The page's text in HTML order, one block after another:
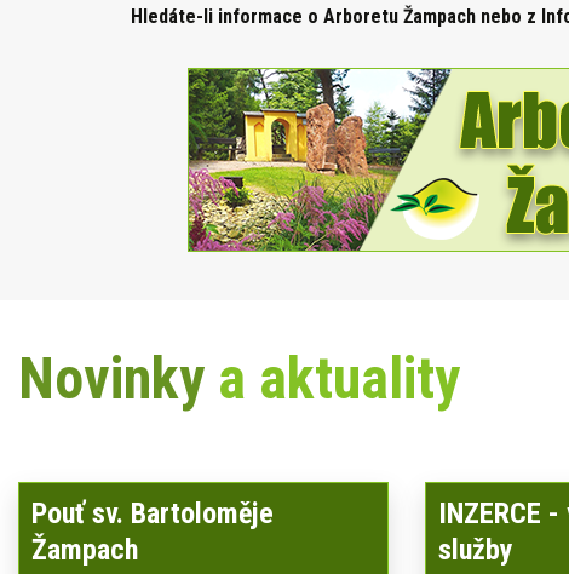
Hledáte-li informace o Arboretu Žampach nebo z
Novinky a aktuality
Pouť sv. Bartoloměje
Žampach
INZERCE
služby